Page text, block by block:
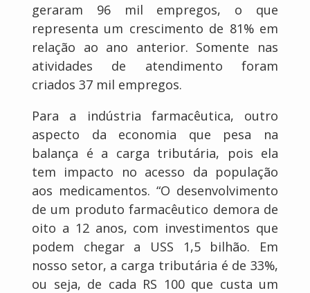
geraram 96 mil empregos, o que
representa um crescimento de 81% em
relação ao ano anterior. Somente nas
atividades de atendimento foram
criados 37 mil empregos.
Para a indústria farmacêutica, outro
aspecto da economia que pesa na
balança é a carga tributária, pois ela
tem impacto no acesso da população
aos medicamentos. “O desenvolvimento
de um produto farmacêutico demora de
oito a 12 anos, com investimentos que
podem chegar a USS 1,5 bilhão. Em
nosso setor, a carga tributária é de 33%,
ou seja, de cada RS 100 que custa um